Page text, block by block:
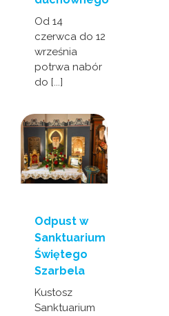
Od 14
czerwca do 12
września
potrwa nabór
do [...]
Odpust w
Sanktuarium
Świętego
Szarbela
Kustosz
Sanktuarium